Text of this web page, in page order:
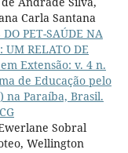
Carla Santana
PET-SAÚDE NA
UM RELATO DE
Extensão: v. 4 n.
de Educação pelo
na Paraíba, Brasil.
Sobral
Wellington